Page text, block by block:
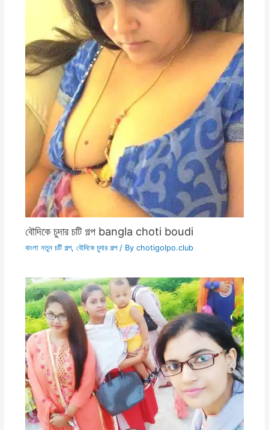
বৌদিকে চুদার চটি গল্প bangla choti boudi
বাংলা নতুন চটি গল্প, বৌদিকে চুদার গল্প/ By chotigolpo.club